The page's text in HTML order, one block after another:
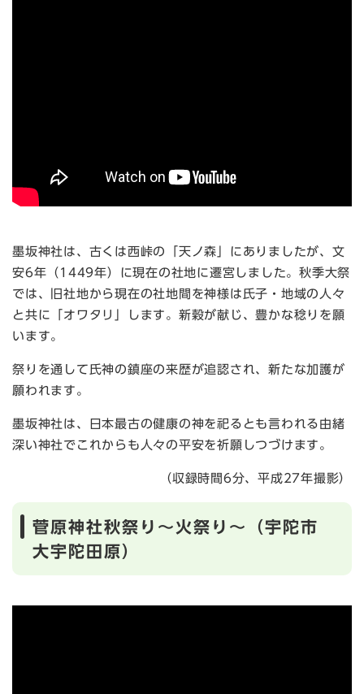
墨坂神社は、古くは西峠の「天ノ森」にありましたが、文
安6年（1449年）に現在の社地に遷宮しました。秋季大祭
では、旧社地から現在の社地間を神様は氏子・地域の人々
と共に「オワタリ」します。新穀が献じ、豊かな稔りを願
います。
祭りを通して氏神の鎮座の来歴が追認され、新たな加護が
願われます。
墨坂神社は、日本最古の健康の神を祀るとも言われる由緒
深い神社でこれからも人々の平安を祈願しつづけます。
（収録時間6分、平成27年撮影）
菅原神社秋祭り～火祭り～（宇陀市
大宇陀田原）